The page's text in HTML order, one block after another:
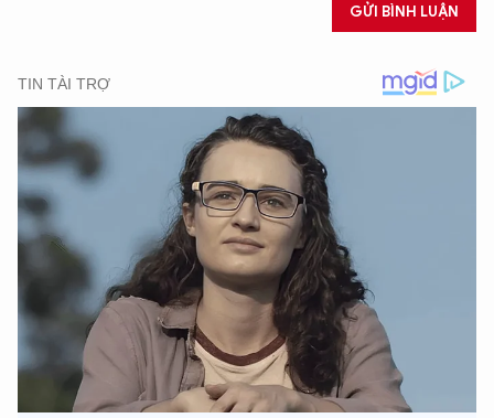
GỬI BÌNH LUẬN